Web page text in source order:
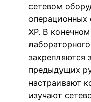
сетевом
операционных
XP. В
закрепляются
предыдущих
настраивают
изучают